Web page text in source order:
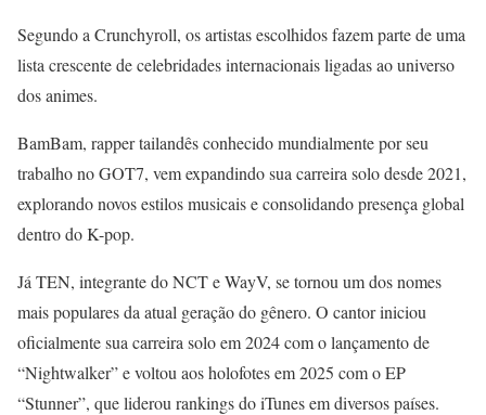
Segundo a Crunchyroll, os artistas escolhidos fazem parte de uma
lista crescente de celebridades internacionais ligadas ao universo
dos animes.
BamBam, rapper tailandês conhecido mundialmente por seu
trabalho no GOT7, vem expandindo sua carreira solo desde 2021,
explorando novos estilos musicais e consolidando presença global
dentro do K-pop.
Já TEN, integrante do NCT e WayV, se tornou um dos nomes
mais populares da atual geração do gênero. O cantor iniciou
oficialmente sua carreira solo em 2024 com o lançamento de
“Nightwalker” e voltou aos holofotes em 2025 com o EP
“Stunner”, que liderou rankings do iTunes em diversos países.